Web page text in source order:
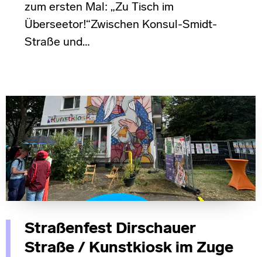
zum ersten Mal: „Zu Tisch im
Überseetor!“Zwischen Konsul-Smidt-
Straße und…
Straßenfest Dirschauer
Straße / Kunstkiosk im Zuge